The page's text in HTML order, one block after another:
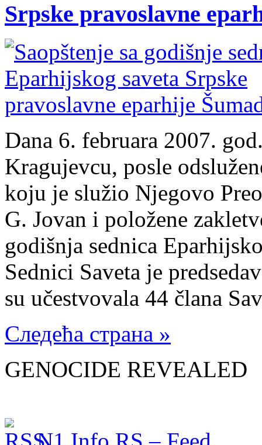
Srpske pravoslavne
Dana 6. februara 2007.
Kragujevcu, posle
koju je služio Njegovo
G. Jovan i položene
godišnja sednica
Sednici Saveta je
su učestvovala 44 člana
Следећа страна »
GENOCIDE REVEALED